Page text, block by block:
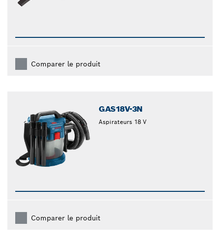
Comparer le produit
GAS18V-3N
Aspirateurs 18 V
Comparer le produit